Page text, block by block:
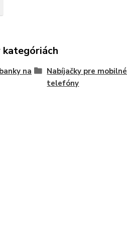
kategóriách
na
Nabíjačky pre mobilné
telefóny